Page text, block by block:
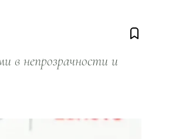
в непрозрачности и